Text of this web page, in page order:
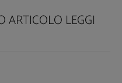
ARTICOLO LEGGI